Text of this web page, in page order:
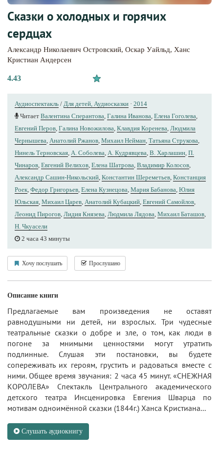
Сказки о холодных и горячих
сердцах
Александр Николаевич Островский, Оскар Уайльд, Ханс
Кристиан Андерсен
4.43
Аудиоспектакль / Для детей, Аудиосказки · 2014
Читает Валентина Сперантова, Галина Иванова, Елена Гоголева,
Евгений Перов, Галина Новожилова, Клавдия Коренева, Людмила
Чернышева, Анатолий Ржанов, Михаил Нейман, Татьяна Струкова,
Нинель Терновская, А. Соболева, А. Кудрявцева, В. Харлашин, П.
Чинаров, Евгений Велихов, Елена Шатрова, Владимир Колосов,
Александр Сашин-Никольский, Константин Шереметьев, Констанция
Роек, Федор Григорьев, Елена Кузнецова, Мария Бабанова, Юлия
Юльская, Михаил Царев, Анатолий Кубацкий, Евгений Самойлов,
Леонид Пирогов, Лидия Князева, Людмила Лядова, Михаил Баташов,
Н. Чкуасели
2 часа 43 минуты
Хочу послушать Прослушано
Описание книги
Предлагаемые вам произведения не оставят
равнодушными ни детей, ни взрослых. Три чудесные
театральные сказки о добре и зле, о том, как люди в
погоне за мнимыми ценностями могут утратить
подлинные. Слушая эти постановки, вы будете
сопереживать их героям, грустить и радоваться вместе с
ними. Общее время звучания: 2 часа 45 минут. «СНЕЖНАЯ
КОРОЛЕВА» Спектакль Центрального академического
детского театра Инсценировка Евгения Шварца по
мотивам одноимённой сказки (1844г.) Ханса Кристиана...
Слушать аудиокнигу